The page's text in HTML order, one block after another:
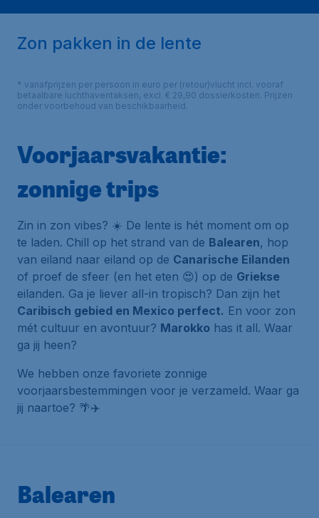
Zon pakken in de lente
* vanafprijzen per persoon in euro per (retour)vlucht incl. vooraf
betaalbare luchthaventaksen, excl. € 29,90 dossierkosten. Prijzen
onder voorbehoud van beschikbaarheid.
Voorjaarsvakantie:
zonnige trips
Zin in zon vibes? ☀️ De lente is hét moment om op
te laden. Chill op het strand van de Balearen, hop
van eiland naar eiland op de Canarische Eilanden
of proef de sfeer (en het eten 😍) op de Griekse
eilanden. Ga je liever all-in tropisch? Dan zijn het
Caribisch gebied en Mexico perfect. En voor zon
mét cultuur en avontuur? Marokko has it all. Waar
ga jij heen?
We hebben onze favoriete zonnige
voorjaarsbestemmingen voor je verzameld. Waar ga
jij naartoe? 🌴✈️
Balearen